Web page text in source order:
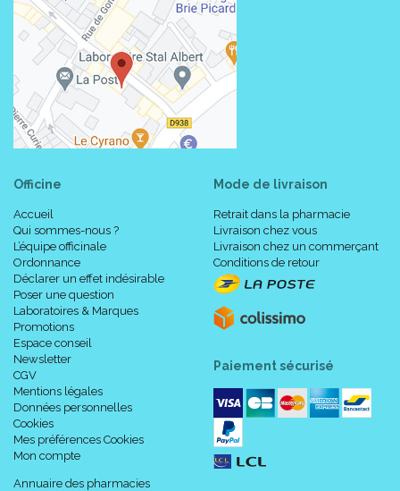
Officine
Accueil
Qui sommes-nous ?
L’équipe officinale
Ordonnance
Déclarer un effet indésirable
Poser une question
Laboratoires & Marques
Promotions
Espace conseil
Newsletter
CGV
Mentions légales
Données personnelles
Cookies
Mes préférences Cookies
Mon compte
Annuaire des pharmacies
Mode de livraison
Retrait dans la pharmacie
Livraison chez vous
Livraison chez un commerçant
Conditions de retour
Paiement sécurisé